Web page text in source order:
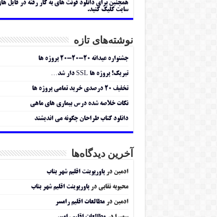
همچنین برای دانلود فونت های به کار رفته در فایل
سایت کلیک کنید.
نوشته‌های تازه
جشنواره عیدانه ۲۰-۲۰-۲۰ پروژه ها
تبریک! پروژه ها SSL دار شد…
تخفیف ۲۰ درصدی خرید تمامی پروژه ها
نکات خلاصه شده درس بیماری های ماهی
دانلود کتاب طراحان چگونه می اندیشند
آخرین دیدگاه‌ها
ادمین درپاورپوینت اقلیم شهر بناب
محبوبه نقابی درپاورپوینت اقلیم شهر بناب
ادمین درمطالعات اقلیم رامسر